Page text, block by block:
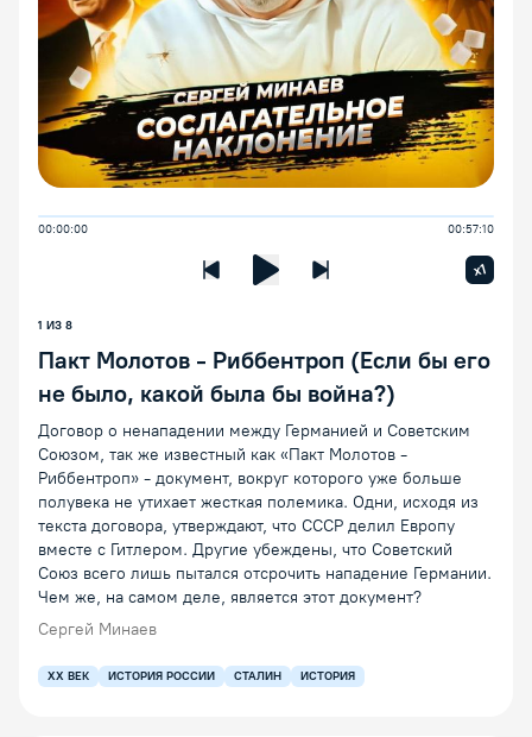
00:00:00 00:57:10
Предыдущая лекцияСледующая лекция
x1
1 ИЗ 8
Пакт Молотов - Риббентроп (Если бы его
не было, какой была бы война?)
Договор о ненападении между Германией и Советским
Союзом, так же известный как «Пакт Молотов -
Риббентроп» - документ, вокруг которого уже больше
полувека не утихает жесткая полемика. Одни, исходя из
текста договора, утверждают, что СССР делил Европу
вместе с Гитлером. Другие убеждены, что Советский
Союз всего лишь пытался отсрочить нападение Германии.
Чем же, на самом деле, является этот документ?
Сергей Минаев
XX ВЕК ИСТОРИЯ РОССИИ СТАЛИН ИСТОРИЯ